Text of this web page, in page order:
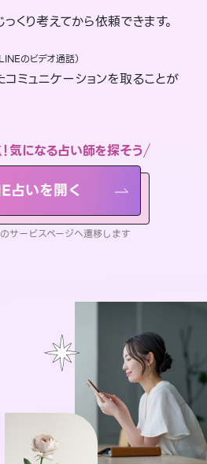
くり考えてから依頼できます。
LINEのビデオ通話）
ミュニケーションを取ることが
気になる占い師を探そう
占いを開く
サービスページへ遷移します